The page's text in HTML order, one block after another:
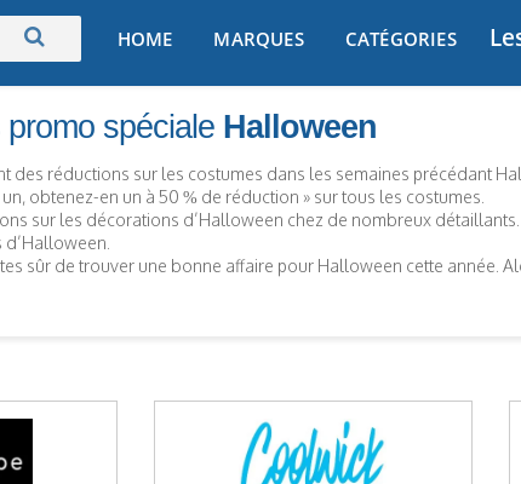
HOME MARQUES CATÉGORIES
spéciale Halloween
des réductions sur les costumes dans les semaines précédant
obtenez-en un à 50 % de réduction » sur tous les costumes.
sur les décorations d’Halloween chez de nombreux détaillants.
sûr de trouver une bonne affaire pour Halloween cette année.